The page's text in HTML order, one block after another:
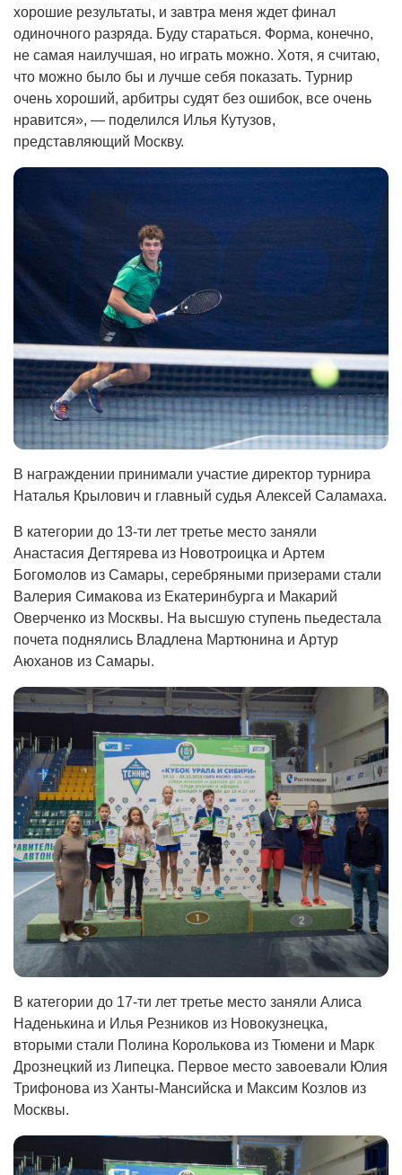
хорошие результаты, и завтра меня ждет финал
одиночного разряда. Буду стараться. Форма, конечно,
не самая наилучшая, но играть можно. Хотя, я считаю,
что можно было бы и лучше себя показать. Турнир
очень хороший, арбитры судят без ошибок, все очень
нравится», — поделился Илья Кутузов,
представляющий Москву.
В награждении принимали участие директор турнира
Наталья Крылович и главный судья Алексей Саламаха.
В категории до 13-ти лет третье место заняли
Анастасия Дегтярева из Новотроицка и Артем
Богомолов из Самары, серебряными призерами стали
Валерия Симакова из Екатеринбурга и Макарий
Оверченко из Москвы. На высшую ступень пьедестала
почета поднялись Владлена Мартюнина и Артур
Аюханов из Самары.
В категории до 17-ти лет третье место заняли Алиса
Наденькина и Илья Резников из Новокузнецка,
вторыми стали Полина Королькова из Тюмени и Марк
Дрознецкий из Липецка. Первое место завоевали Юлия
Трифонова из Ханты-Мансийска и Максим Козлов из
Москвы.